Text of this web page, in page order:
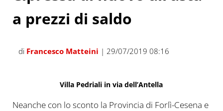
a prezzi di saldo
di Francesco Matteini | 29/07/2019 08:16
Villa Pedriali in via dell’Antella
Neanche con lo sconto la Provincia di Forlì-Cesena e